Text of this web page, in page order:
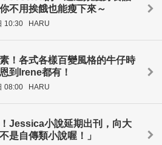
不用挨餓也能瘦下來～
10:30 HARU
！各式各樣百變風格的牛仔時
到Irene都有！
08:00 HARU
Jessica小說延期出刊，向大
是自傳類小說喔！」